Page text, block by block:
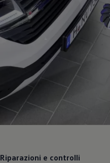
Riparazioni e controlli